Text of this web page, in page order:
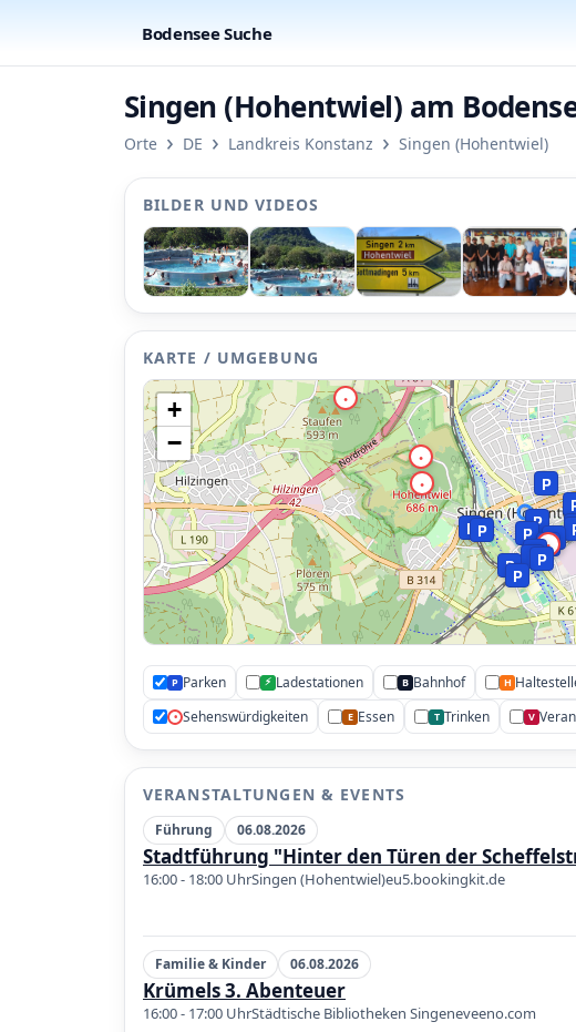
Bodensee Suche
Singen (Hohentwiel) am
Orte › DE › Landkreis Konstanz › Singen (Hohentwiel)
BILDER UND VIDEOS
KARTE / UMGEBUNG
P
P P
P
P
P
P
PP
P
P
•
•
•
•
+
−
P Parken ⚡ Ladestationen B Bahnhof H
• Sehenswürdigkeiten E Essen T Trinken V
VERANSTALTUNGEN & EVENTS
Führung 06.08.2026
Stadtführung "Hinter den Türen der
16:00 - 18:00 UhrSingen (Hohentwiel)eu5.bookingkit.de
Familie & Kinder 06.08.2026
Krümels 3. Abenteuer
16:00 - 17:00 UhrStädtische Bibliotheken Singeneveeno.com